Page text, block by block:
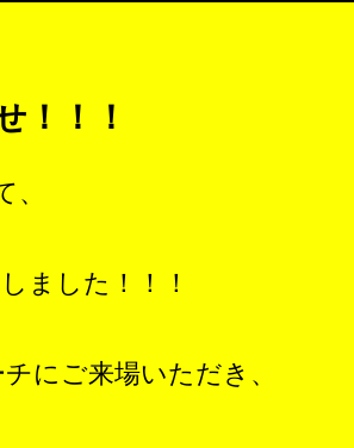
！！！
ました！！！
にご来場いただき、